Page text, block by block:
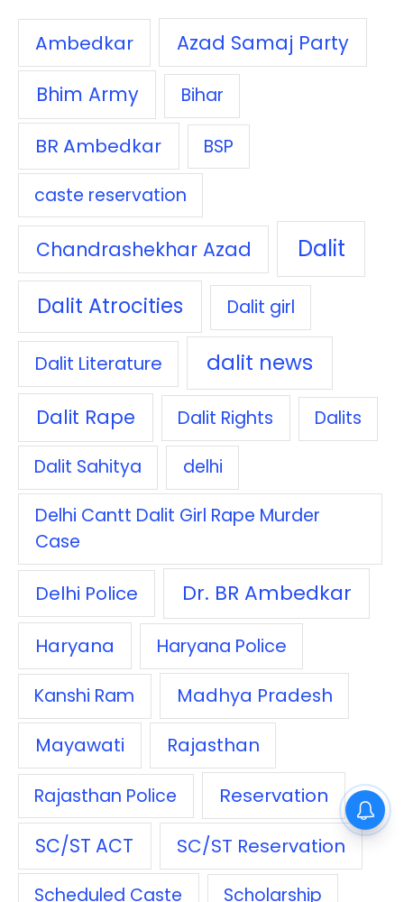
Ambedkar
Azad Samaj Party
Bhim Army
Bihar
BR Ambedkar
BSP
caste reservation
Chandrashekhar Azad Dalit
Dalit Atrocities Dalit girl
Dalit Literature dalit news
Dalit Rape Dalit Rights Dalits
Dalit Sahitya delhi
Delhi Cantt Dalit Girl Rape Murder
Case
Delhi Police Dr. BR Ambedkar
Haryana Haryana Police
Kanshi Ram
Madhya Pradesh
Mayawati
Rajasthan
Rajasthan Police Reservation
SC/ST ACT SC/ST Reservation
Scheduled Caste Scholarship